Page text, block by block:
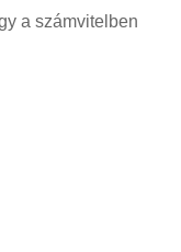
a számvitelben